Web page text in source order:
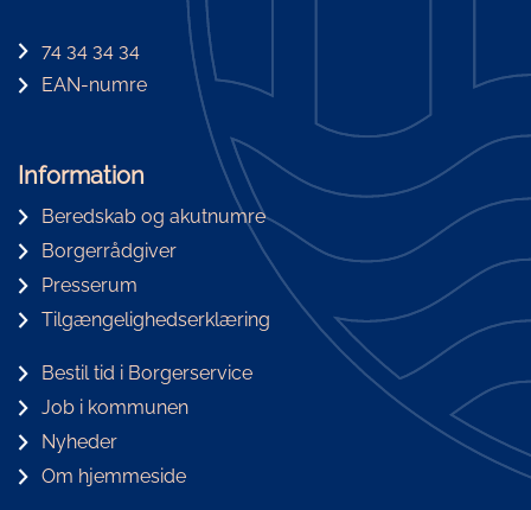
74 34 34 34
EAN-numre
Information
Beredskab og akutnumre
Borgerrådgiver
Presserum
Tilgængelighedserklæring
Bestil tid i Borgerservice
Job i kommunen
Nyheder
Om hjemmeside